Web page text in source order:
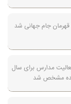
قهرمان جام جهانی شد
مدارس برای سال
مشخص شد